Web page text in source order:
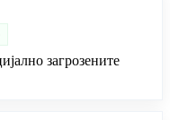
загрозените